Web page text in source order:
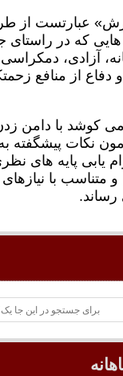
عبارتست از
که در راستای
آزادی،
دفاع از منافع
کوشد با دامن
نکات پیشگفته
يابی پايه های
با
رساند.